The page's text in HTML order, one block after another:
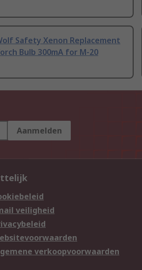
Safety Xenon Replacement
Bulb 300mA for M-20
Aanmelden
veiligheid
verkoopvoorwaarden